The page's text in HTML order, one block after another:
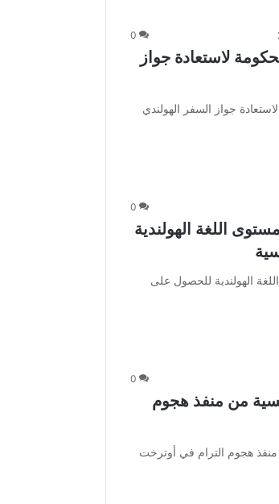
0
لاستعادة جواز
جواز السفر الهولندي
0
اللغة الهولندية
الهولندية للحصول على
0
من منفذ هجوم
هجوم الترام في أوترخت